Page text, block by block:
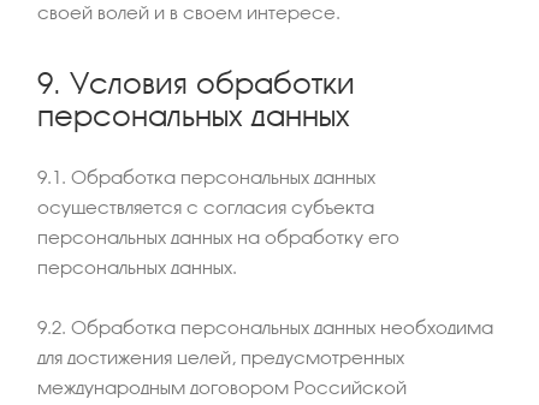
своей волей и в своем интересе.
9. Условия обработки
персональных данных
9.1. Обработка персональных данных
осуществляется с согласия субъекта
персональных данных на обработку его
персональных данных.
9.2. Обработка персональных данных необходима
для достижения целей, предусмотренных
международным договором Российской